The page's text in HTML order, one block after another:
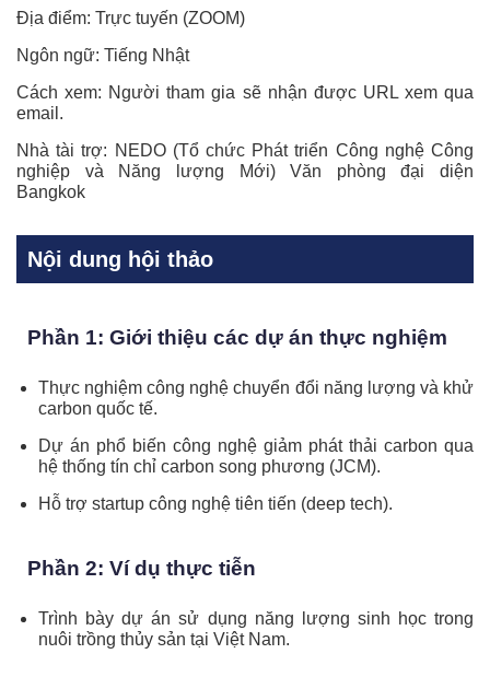
Địa điểm: Trực tuyến (ZOOM)
Ngôn ngữ: Tiếng Nhật
Cách xem: Người tham gia sẽ nhận được URL xem qua
email.
Nhà tài trợ: NEDO (Tổ chức Phát triển Công nghệ Công
nghiệp và Năng lượng Mới) Văn phòng đại diện
Bangkok
Nội dung hội thảo
Phần 1: Giới thiệu các dự án thực nghiệm
Thực nghiệm công nghệ chuyển đổi năng lượng và khử
carbon quốc tế.
Dự án phổ biến công nghệ giảm phát thải carbon qua
hệ thống tín chỉ carbon song phương (JCM).
Hỗ trợ startup công nghệ tiên tiến (deep tech).
Phần 2: Ví dụ thực tiễn
Trình bày dự án sử dụng năng lượng sinh học trong
nuôi trồng thủy sản tại Việt Nam.